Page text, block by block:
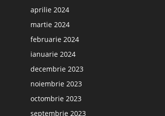
aprilie 2024
martie 2024
februarie 2024
ianuarie 2024
decembrie 2023
noiembrie 2023
octombrie 2023
septembrie 2023